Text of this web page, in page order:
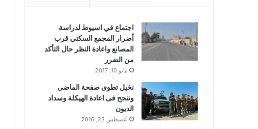
اجتماع في اسيوط لدراسة
أضرار المجمع السكني قرب
المصانع واعادة النظر حال التأكد
من الضرر
مايو 10, 2017
نخيل تطوى صفحة الماضى
وتنجح فى اعادة الهيكلة وسداد
الديون
أغسطس 23, 2016